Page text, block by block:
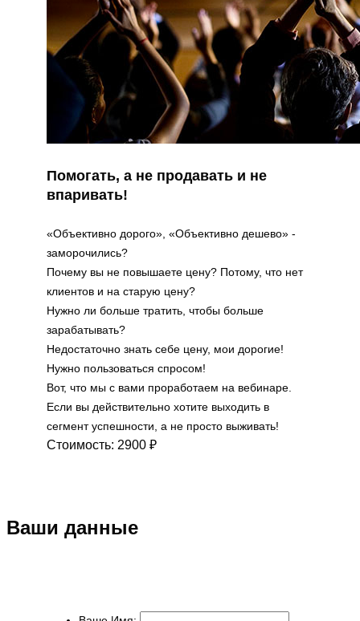
Помогать, а не продавать и не
впаривать!
«Объективно дорого», «Объективно дешево» -
заморочились?
Почему вы не повышаете цену? Потому, что нет
клиентов и на старую цену?
Нужно ли больше тратить, чтобы больше
зарабатывать?
Недостаточно знать себе цену, мои дорогие!
Нужно пользоваться спросом!
Вот, что мы с вами проработаем на вебинаре.
Если вы действительно хотите выходить в
сегмент успешности, а не просто выживать!
Стоимость: 2900 ₽
Ваши данные